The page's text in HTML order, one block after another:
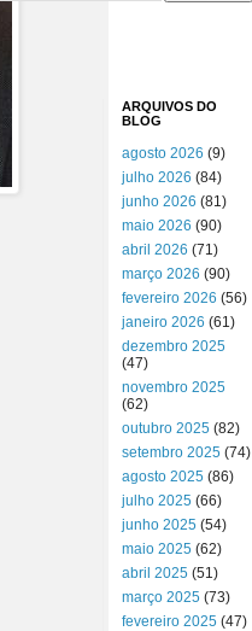
ARQUIVOS DO
BLOG
agosto 2026 (9)
julho 2026 (84)
junho 2026 (81)
maio 2026 (90)
abril 2026 (71)
março 2026 (90)
fevereiro 2026 (56)
janeiro 2026 (61)
dezembro 2025
(47)
novembro 2025
(62)
outubro 2025 (82)
setembro 2025 (74)
agosto 2025 (86)
julho 2025 (66)
junho 2025 (54)
maio 2025 (62)
abril 2025 (51)
março 2025 (73)
fevereiro 2025 (47)